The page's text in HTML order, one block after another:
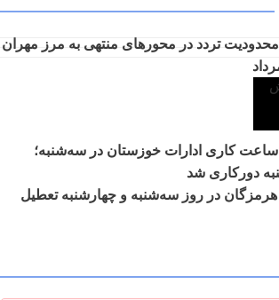
محدودیت تردد در محورهای منتهی به مرز مهران
کاری ادارات خوزستان در سه‌شنبه؛
دورکاری شد
هرمزگان در روز سه‌شنبه و چهارشنبه تعطیل